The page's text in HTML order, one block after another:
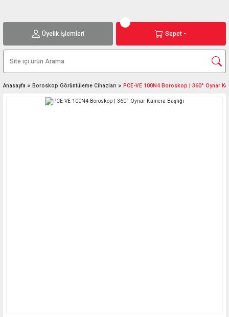
Üyelik İşlemleri Sepet -
Anasayfa Boroskop Görüntüleme Cihazları PCE-VE 100N4 Boroskop | 360° Oynar